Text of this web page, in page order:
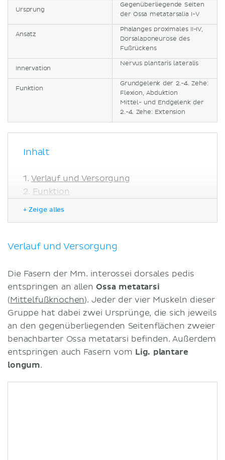
Ursprung
Gegenüberliegende Seiten
der Ossa metatarsalia I-V
Ansatz
Phalanges proximales II-IV,
Dorsalaponeurose des
Fußrückens
Innervation
Nervus plantaris lateralis
Funktion
Grundgelenk der 2.-4. Zehe:
Flexion, Abduktion
Mittel- und Endgelenk der
2.-4. Zehe: Extension
Inhalt
Verlauf und Versorgung
Funktion
+ Zeige alles
Verlauf und Versorgung
Die Fasern der Mm. interossei dorsales pedis
entspringen an allenOssa metatarsi
(Mittelfußknochen). Jeder der vier Muskeln dieser
Gruppe hat dabei zwei Ursprünge, die sich jeweils
an den gegenüberliegenden Seitenflächen zweier
benachbarter Ossa metatarsi befinden. Außerdem
entspringen auch Fasern vom Lig. plantare
longum.